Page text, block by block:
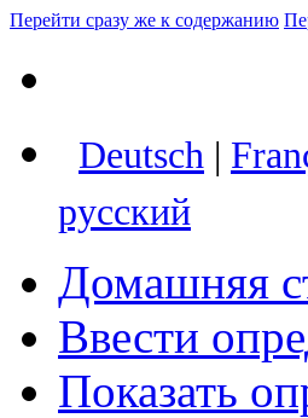
Перейти сразу же к содержанию
Deutsch |
русский
Домашняя
Ввести
Показать